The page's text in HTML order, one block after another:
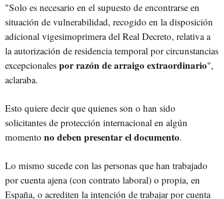
"Solo es necesario en el supuesto de encontrarse en
situación de vulnerabilidad, recogido en la disposición
adicional vigesimoprimera del Real Decreto, relativa a
la autorización de residencia temporal por circunstancias
excepcionales por razón de arraigo extraordinario",
aclaraba.
Esto quiere decir que quienes son o han sido
solicitantes de protección internacional en algún
momento no deben presentar el documento.
Lo mismo sucede con las personas que han trabajado
por cuenta ajena (con contrato laboral) o propia, en
España, o acrediten la intención de trabajar por cuenta